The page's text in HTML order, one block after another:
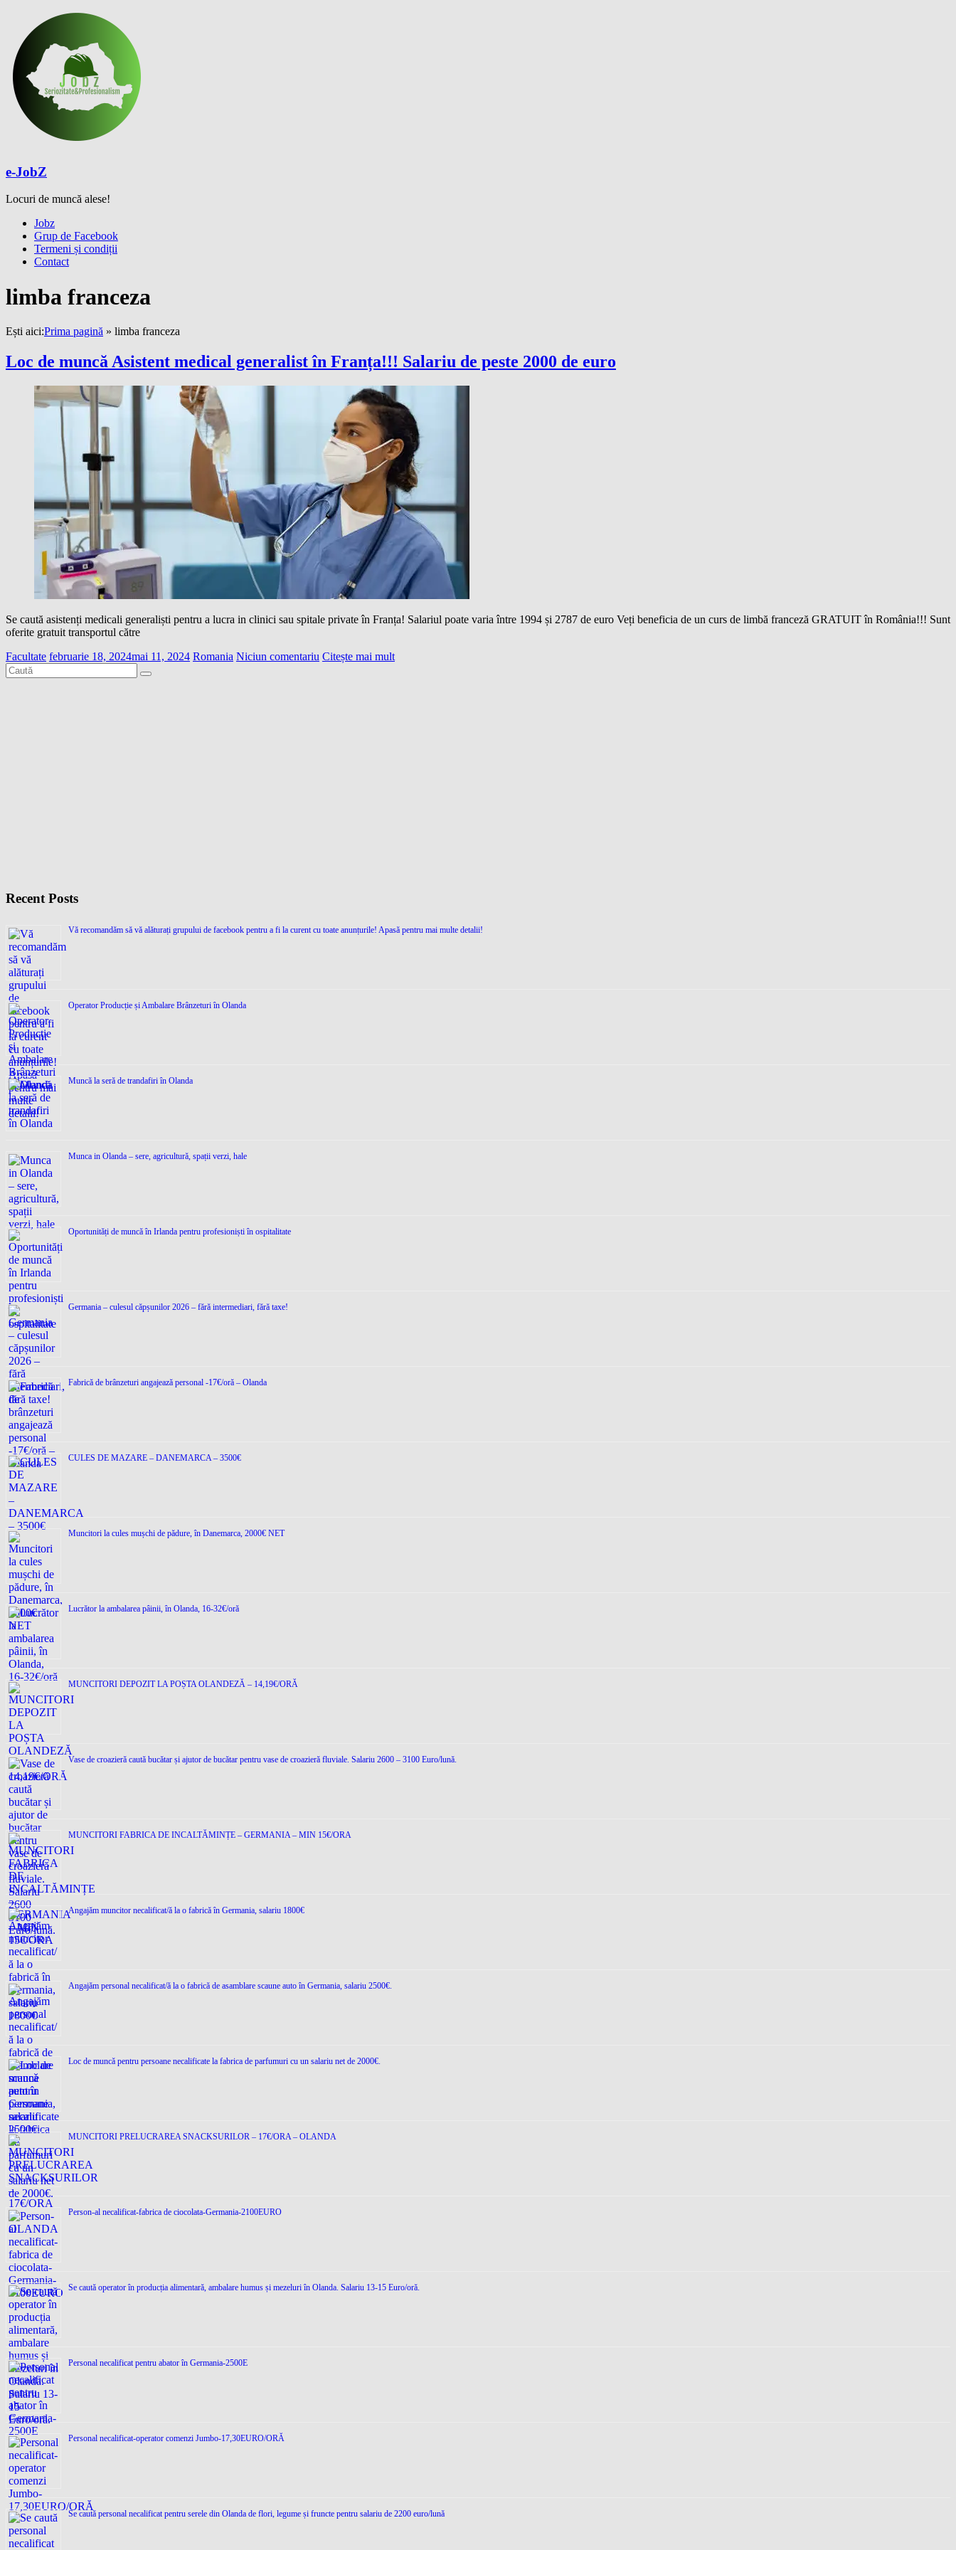
content
e-JobZ
Locuri de muncă alese!
Meniu Jobz
Grup de Facebook
Termeni și condiții
Contact
limba franceza
Ești aici:Prima pagină » limba franceza
Loc de muncă Asistent medical generalist în Franța!!! Salariu de peste 2000 de euro
Se caută asistenți medicali generaliști pentru a lucra in clinici sau spitale private în Franța! Salariul poate varia între 1994 și 2787 de euro Veți beneficia de un curs de limbă franceză GRATUIT în România!!! Sunt
oferite gratuit transportul către
Facultate februarie 18, 2024mai 11, 2024 Romania Niciun comentariu Citește mai mult
Recent Posts
Vă recomandăm să vă alăturați grupului de facebook pentru a fi la curent cu toate anunțurile! Apasă pentru mai multe detalii!
Operator Producție și Ambalare Brânzeturi în Olanda
Muncă la seră de trandafiri în Olanda
Munca in Olanda – sere, agricultură, spații verzi, hale
Oportunități de muncă în Irlanda pentru profesioniști în ospitalitate
Germania – culesul căpșunilor 2026 – fără intermediari, fără taxe!
Fabrică de brânzeturi angajează personal -17€/oră – Olanda
CULES DE MAZARE – DANEMARCA – 3500€
Muncitori la cules mușchi de pădure, în Danemarca, 2000€ NET
Lucrător la ambalarea pâinii, în Olanda, 16-32€/oră
MUNCITORI DEPOZIT LA POȘTA OLANDEZĂ – 14,19€/ORĂ
Vase de croazieră caută bucătar și ajutor de bucătar pentru vase de croazieră fluviale. Salariu 2600 – 3100 Euro/lună.
MUNCITORI FABRICA DE INCALTĂMINȚE – GERMANIA – MIN 15€/ORA
Angajăm muncitor necalificat/ă la o fabrică în Germania, salariu 1800€
Angajăm personal necalificat/ă la o fabrică de asamblare scaune auto în Germania, salariu 2500€.
Loc de muncǎ pentru persoane necalificate la fabrica de parfumuri cu un salariu net de 2000€.
MUNCITORI PRELUCRAREA SNACKSURILOR – 17€/ORA – OLANDA
Person-al necalificat-fabrica de ciocolata-Germania-2100EURO
Se caută operator în producția alimentară, ambalare humus și mezeluri în Olanda. Salariu 13-15 Euro/oră.
Personal necalificat pentru abator în Germania-2500E
Personal necalificat-operator comenzi Jumbo-17,30EURO/ORĂ
Se caută personal necalificat pentru serele din Olanda de flori, legume și fruncte pentru salariu de 2200 euro/lună